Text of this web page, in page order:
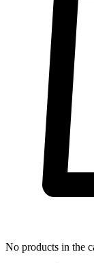
No products in the